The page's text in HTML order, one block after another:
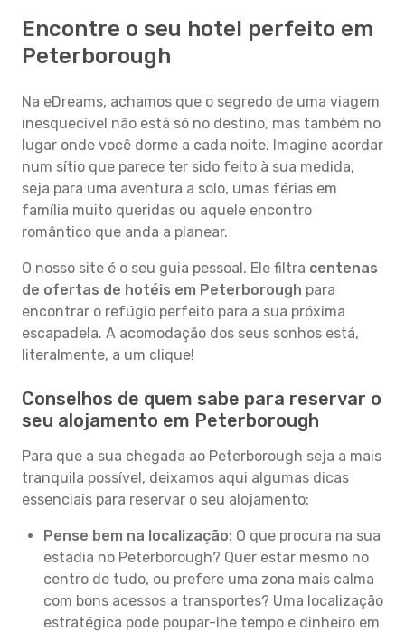
Encontre o seu hotel perfeito em
Peterborough
Na eDreams, achamos que o segredo de uma viagem
inesquecível não está só no destino, mas também no
lugar onde você dorme a cada noite. Imagine acordar
num sítio que parece ter sido feito à sua medida,
seja para uma aventura a solo, umas férias em
família muito queridas ou aquele encontro
romântico que anda a planear.
O nosso site é o seu guia pessoal. Ele filtra centenas
de ofertas de hotéis em Peterborough para
encontrar o refúgio perfeito para a sua próxima
escapadela. A acomodação dos seus sonhos está,
literalmente, a um clique!
Conselhos de quem sabe para reservar o
seu alojamento em Peterborough
Para que a sua chegada ao Peterborough seja a mais
tranquila possível, deixamos aqui algumas dicas
essenciais para reservar o seu alojamento:
Pense bem na localização: O que procura na sua
estadia no Peterborough? Quer estar mesmo no
centro de tudo, ou prefere uma zona mais calma
com bons acessos a transportes? Uma localização
estratégica pode poupar-lhe tempo e dinheiro em